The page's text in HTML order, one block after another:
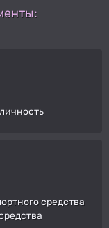
средства